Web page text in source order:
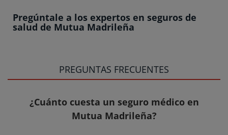
Pregúntale a los expertos en seguros de
salud de Mutua Madrileña
PREGUNTAS FRECUENTES
¿Cuánto cuesta un seguro médico en
Mutua Madrileña?